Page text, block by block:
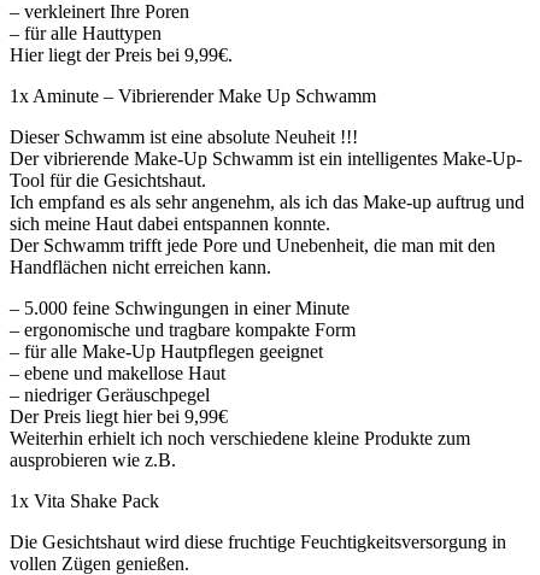
– verkleinert Ihre Poren
– für alle Hauttypen
Hier liegt der Preis bei 9,99€.
1x Aminute – Vibrierender Make Up Schwamm
Dieser Schwamm ist eine absolute Neuheit !!!
Der vibrierende Make-Up Schwamm ist ein intelligentes Make-Up-
Tool für die Gesichtshaut.
Ich empfand es als sehr angenehm, als ich das Make-up auftrug und
sich meine Haut dabei entspannen konnte.
Der Schwamm trifft jede Pore und Unebenheit, die man mit den
Handflächen nicht erreichen kann.
– 5.000 feine Schwingungen in einer Minute
– ergonomische und tragbare kompakte Form
– für alle Make-Up Hautpflegen geeignet
– ebene und makellose Haut
– niedriger Geräuschpegel
Der Preis liegt hier bei 9,99€
Weiterhin erhielt ich noch verschiedene kleine Produkte zum
ausprobieren wie z.B.
1x Vita Shake Pack
Die Gesichtshaut wird diese fruchtige Feuchtigkeitsversorgung in
vollen Zügen genießen.